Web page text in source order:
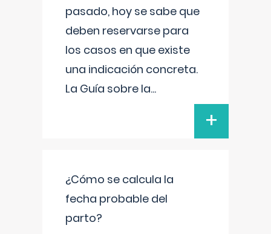
pasado, hoy se sabe que
deben reservarse para
los casos en que existe
una indicación concreta.
La Guía sobre la...
+
¿Cómo se calcula la
fecha probable del
parto?